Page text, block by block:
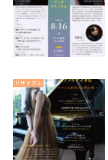
リサイタル